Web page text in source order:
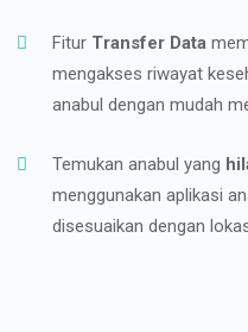
Fitur Transfer Data
mengakses riwayat
anabul dengan mudah
Temukan anabul yang
menggunakan aplikasi
disesuaikan dengan